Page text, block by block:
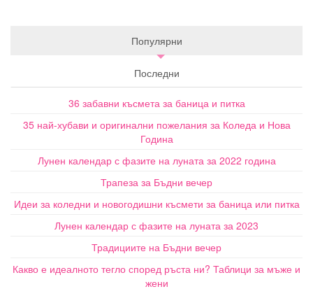
Популярни
Последни
36 забавни късмета за баница и питка
35 най-хубави и оригинални пожелания за Коледа и Нова
Година
Лунен календар с фазите на луната за 2022 година
Трапеза за Бъдни вечер
Идеи за коледни и новогодишни късмети за баница или питка
Лунен календар с фазите на луната за 2023
Традициите на Бъдни вечер
Какво е идеалното тегло според ръста ни? Таблици за мъже и
жени